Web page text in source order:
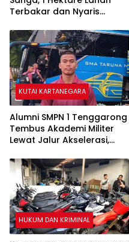
Terbakar dan Nyaris
KUTAI KARTANEGARA
Alumni SMPN 1 Tenggarong
Tembus Akademi Militer
Lewat Jalur Akselerasi,
HUKUM DAN KRIMINAL